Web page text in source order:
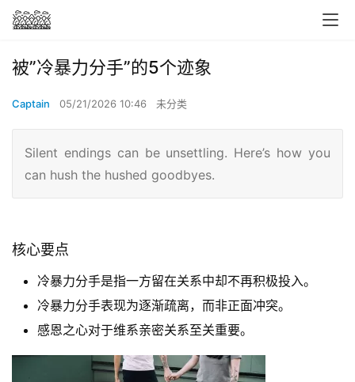
被”冷暴力分手”的5个迹象
Captain 05/21/2026 10:46 未分类
Silent endings can be unsettling. Here’s how you
can hush the hushed goodbyes.
核心要点
冷暴力分手是指一方留在关系中却不再积极投入。
冷暴力分手表现为逐渐疏离，而非正面冲突。
感恩之心对于维系亲密关系至关重要。